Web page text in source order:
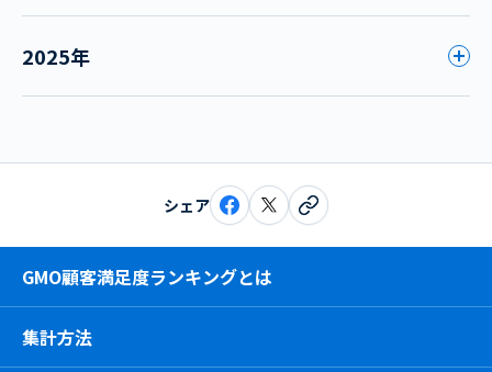
2025年
シェア
GMO顧客満足度ランキングとは
集計方法